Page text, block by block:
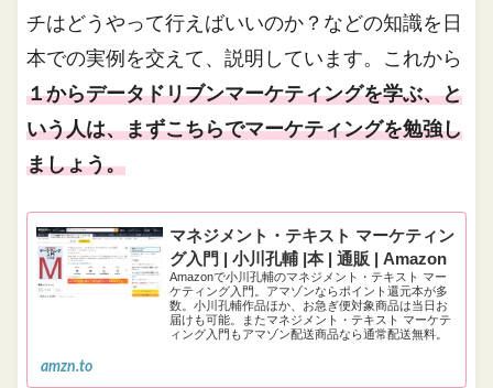
チはどうやって行えばいいのか？などの知識を日
本での実例を交えて、説明しています。これから
１からデータドリブンマーケティングを学ぶ、と
いう人は、まずこちらでマーケティングを勉強し
ましょう。
マネジメント・テキスト マーケティン
グ入門 | 小川孔輔 |本 | 通販 | Amazon
Amazonで小川孔輔のマネジメント・テキスト マー
ケティング入門。アマゾンならポイント還元本が多
数。小川孔輔作品ほか、お急ぎ便対象商品は当日お
届けも可能。またマネジメント・テキスト マーケテ
ィング入門もアマゾン配送商品なら通常配送無料。
amzn.to